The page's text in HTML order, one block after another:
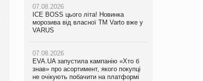
07.08.2026
ICE BOSS цього літа! Новинка
морозива від власної ТМ Varto вже у
VARUS
07.08.2026
EVA.UA запустила кампанію «Хто б
знав» про асортимент, якого покупці
не очікують побачити на платформі
06.08.2026
Смачна новинка для хвостатих: у
VARUS з’явилися паучі Varto Paw
05.08.2026
Мережа супермаркетів VARUS купує
мережу магазинів формату
07.08.2026
Франція заборонила рекламні дзвінки